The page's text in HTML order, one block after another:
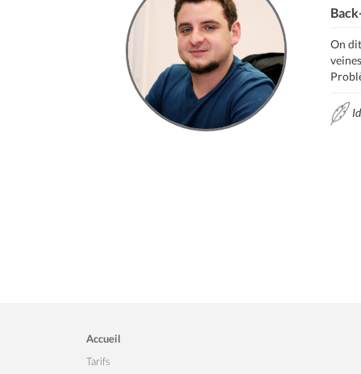
On
Accueil
Tarifs